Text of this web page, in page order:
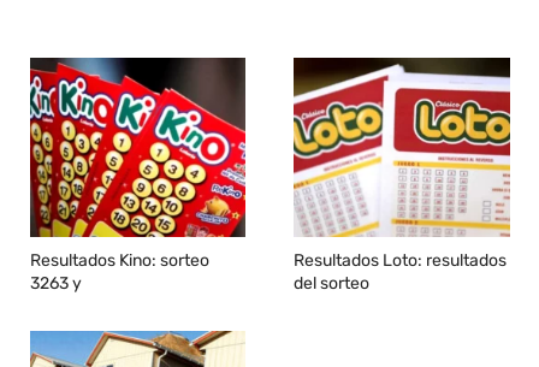
Resultados Kino: sorteo
3263 y
Resultados Loto: resultados
del sorteo